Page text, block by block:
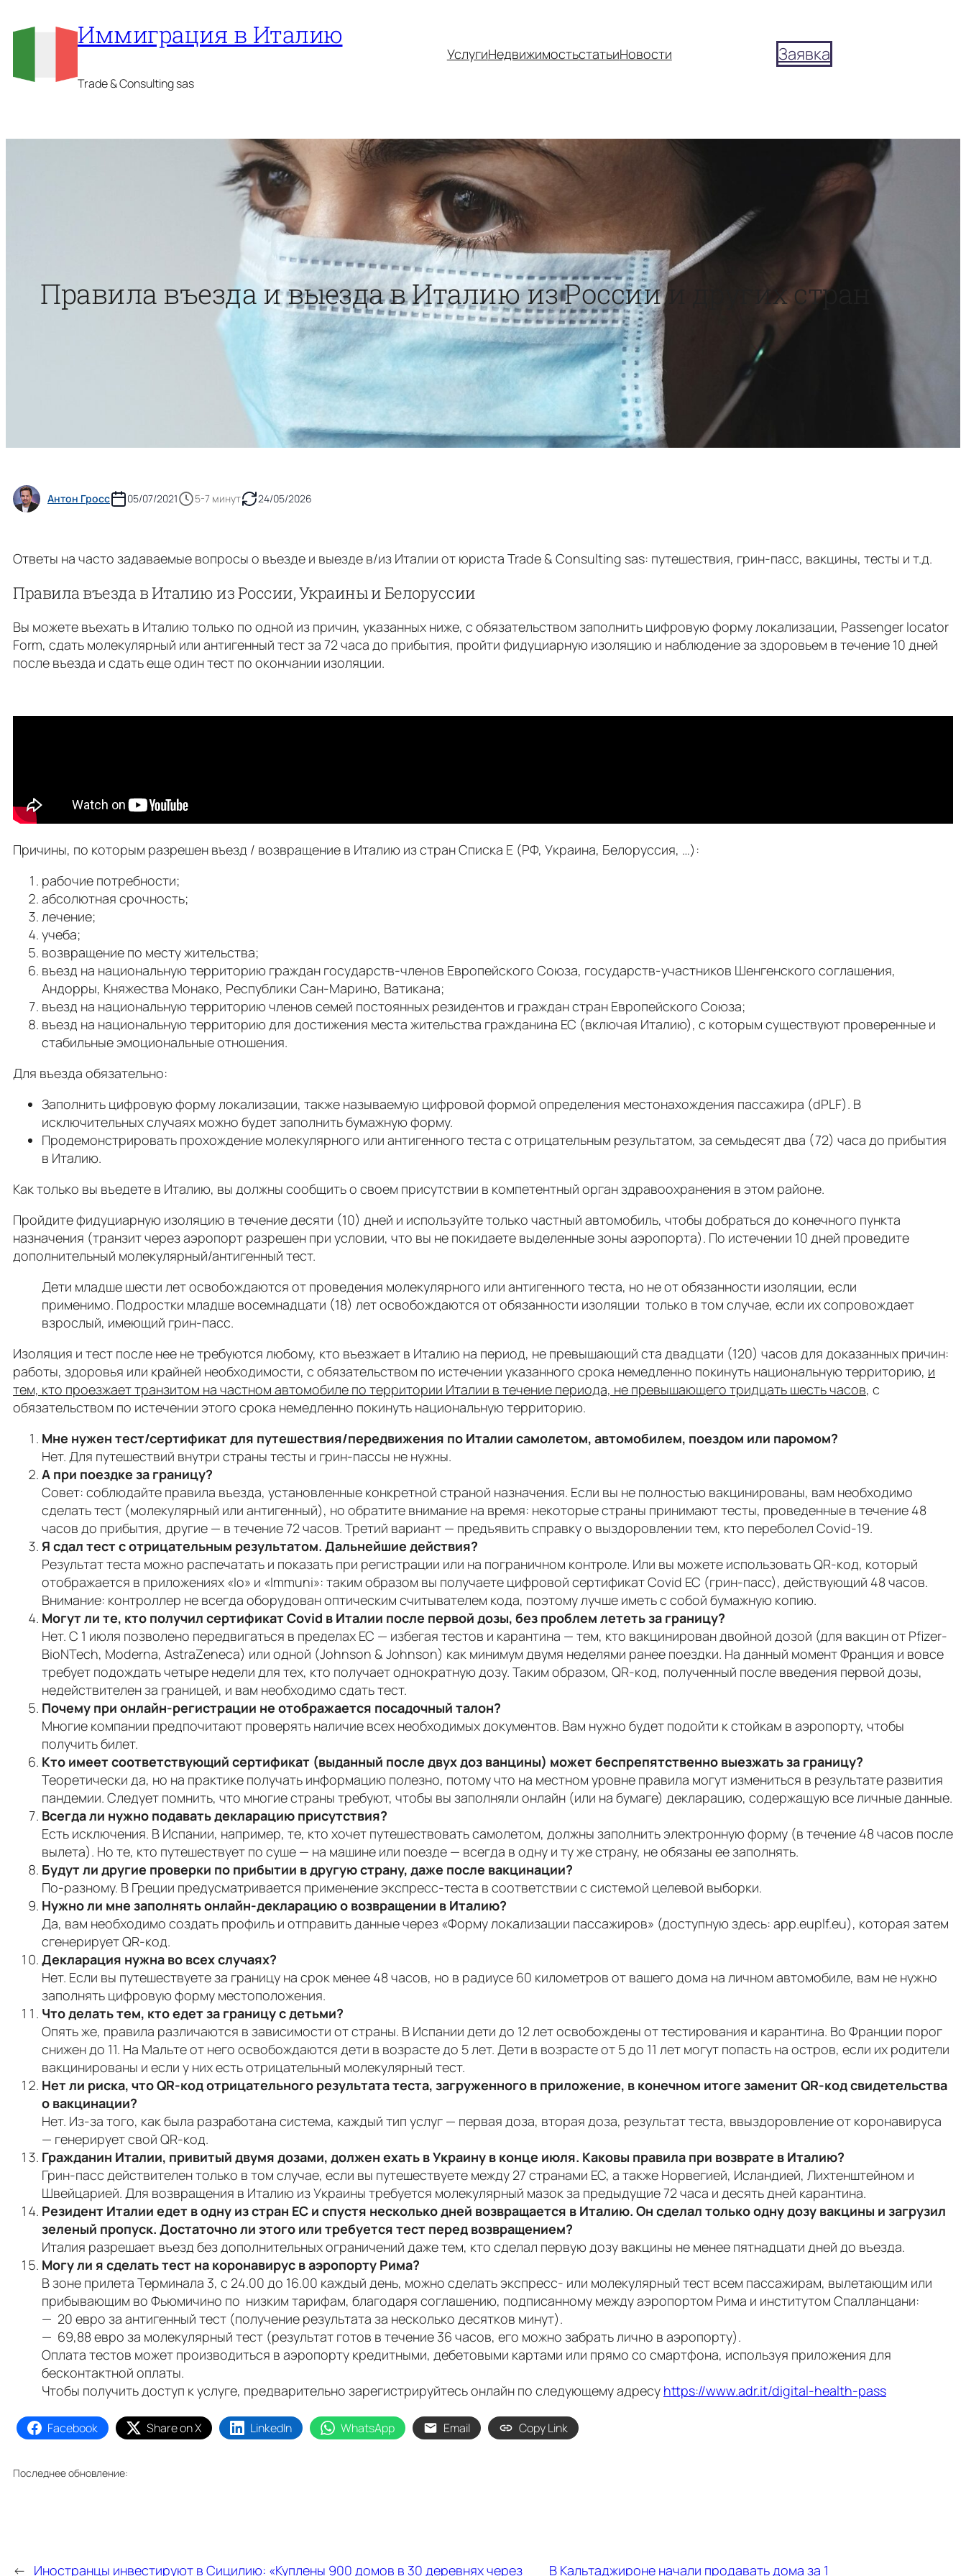
Иммиграция в Италию
Trade & Consulting sas
УслугиНедвижимостьстатьиНовости Заявка
Правила въезда и выезда в Италию из России и других стран
Антон Гросс 05/07/2021 5-7 минут 24/05/2026
Ответы на часто задаваемые вопросы о въезде и выезде в/из Италии от юриста Trade & Consulting sas: путешествия, грин-пасс, вакцины, тесты и т.д.
Правила въезда в Италию из России, Украины и Белоруссии
Вы можете въехать в Италию только по одной из причин, указанных ниже, с обязательством заполнить цифровую форму локализации, Passenger locator
Form, сдать молекулярный или антигенный тест за 72 часа до прибытия, пройти фидуциарную изоляцию и наблюдение за здоровьем в течение 10 дней
после въезда и сдать еще один тест по окончании изоляции.
Причины, по которым разрешен въезд / возвращение в Италию из стран Списка E (РФ, Украина, Белоруссия, …):
рабочие потребности;
абсолютная срочность;
лечение;
учеба;
возвращение по месту жительства;
въезд на национальную территорию граждан государств-членов Европейского Союза, государств-участников Шенгенского соглашения,
Андорры, Княжества Монако, Республики Сан-Марино, Ватикана;
въезд на национальную территорию членов семей постоянных резидентов и граждан стран Европейского Союза;
въезд на национальную территорию для достижения места жительства гражданина ЕС (включая Италию), с которым существуют проверенные и
стабильные эмоциональные отношения.
Для въезда обязательно:
Заполнить цифровую форму локализации, также называемую цифровой формой определения местонахождения пассажира (dPLF). В
исключительных случаях можно будет заполнить бумажную форму.
Продемонстрировать прохождение молекулярного или антигенного теста с отрицательным результатом, за семьдесят два (72) часа до прибытия
в Италию.
Как только вы въедете в Италию, вы должны сообщить о своем присутствии в компетентный орган здравоохранения в этом районе.
Пройдите фидуциарную изоляцию в течение десяти (10) дней и используйте только частный автомобиль, чтобы добраться до конечного пункта
назначения (транзит через аэропорт разрешен при условии, что вы не покидаете выделенные зоны аэропорта). По истечении 10 дней проведите
дополнительный молекулярный/антигенный тест.
Дети младше шести лет освобождаются от проведения молекулярного или антигенного теста, но не от обязанности изоляции, если
применимо. Подростки младше восемнадцати (18) лет освобождаются от обязанности изоляции только в том случае, если их сопровождает
взрослый, имеющий грин-пасс.
Изоляция и тест после нее не требуются любому, кто въезжает в Италию на период, не превышающий ста двадцати (120) часов для доказанных причин:
работы, здоровья или крайней необходимости, с обязательством по истечении указанного срока немедленно покинуть национальную территорию, и
тем, кто проезжает транзитом на частном автомобиле по территории Италии в течение периода, не превышающего тридцать шесть часов, с
обязательством по истечении этого срока немедленно покинуть национальную территорию.
Мне нужен тест/сертификат для путешествия/передвижения по Италии самолетом, автомобилем, поездом или паромом?
Нет. Для путешествий внутри страны тесты и грин-пассы не нужны.
А при поездке за границу?
Совет: соблюдайте правила въезда, установленные конкретной страной назначения. Если вы не полностью вакцинированы, вам необходимо
сделать тест (молекулярный или антигенный), но обратите внимание на время: некоторые страны принимают тесты, проведенные в течение 48
часов до прибытия, другие — в течение 72 часов. Третий вариант — предъявить справку о выздоровлении тем, кто переболел Covid-19.
Я сдал тест с отрицательным результатом. Дальнейшие действия?
Результат теста можно распечатать и показать при регистрации или на пограничном контроле. Или вы можете использовать QR-код, который
отображается в приложениях «Io» и «Immuni»: таким образом вы получаете цифровой сертификат Covid ЕС (грин-пасс), действующий 48 часов.
Внимание: контроллер не всегда оборудован оптическим считывателем кода, поэтому лучше иметь с собой бумажную копию.
Могут ли те, кто получил сертификат Covid в Италии после первой дозы, без проблем лететь за границу?
Нет. С 1 июля позволено передвигаться в пределах ЕС — избегая тестов и карантина — тем, кто вакцинирован двойной дозой (для вакцин от Pfizer-
BioNTech, Moderna, AstraZeneca) или одной (Johnson & Johnson) как минимум двумя неделями ранее поездки. На данный момент Франция и вовсе
требует подождать четыре недели для тех, кто получает однократную дозу. Таким образом, QR-код, полученный после введения первой дозы,
недействителен за границей, и вам необходимо сдать тест.
Почему при онлайн-регистрации не отображается посадочный талон?
Многие компании предпочитают проверять наличие всех необходимых документов. Вам нужно будет подойти к стойкам в аэропорту, чтобы
получить билет.
Кто имеет соответствующий сертификат (выданный после двух доз ванцины) может беспрепятственно выезжать за границу?
Теоретически да, но на практике получать информацию полезно, потому что на местном уровне правила могут измениться в результате развития
пандемии. Следует помнить, что многие страны требуют, чтобы вы заполняли онлайн (или на бумаге) декларацию, содержащую все личные данные.
Всегда ли нужно подавать декларацию присутствия?
Есть исключения. В Испании, например, те, кто хочет путешествовать самолетом, должны заполнить электронную форму (в течение 48 часов после
вылета). Но те, кто путешествует по суше — на машине или поезде — всегда в одну и ту же страну, не обязаны ее заполнять.
Будут ли другие проверки по прибытии в другую страну, даже после вакцинации?
По-разному. В Греции предусматривается применение экспресс-теста в соответствии с системой целевой выборки.
Нужно ли мне заполнять онлайн-декларацию о возвращении в Италию?
Да, вам необходимо создать профиль и отправить данные через «Форму локализации пассажиров» (доступную здесь: app.euplf.eu), которая затем
сгенерирует QR-код.
Декларация нужна во всех случаях?
Нет. Если вы путешествуете за границу на срок менее 48 часов, но в радиусе 60 километров от вашего дома на личном автомобиле, вам не нужно
заполнять цифровую форму местоположения.
Что делать тем, кто едет за границу с детьми?
Опять же, правила различаются в зависимости от страны. В Испании дети до 12 лет освобождены от тестирования и карантина. Во Франции порог
снижен до 11. На Мальте от него освобождаются дети в возрасте до 5 лет. Дети в возрасте от 5 до 11 лет могут попасть на остров, если их родители
вакцинированы и если у них есть отрицательный молекулярный тест.
Нет ли риска, что QR-код отрицательного результата теста, загруженного в приложение, в конечном итоге заменит QR-код свидетельства
о вакцинации?
Нет. Из-за того, как была разработана система, каждый тип услуг — первая доза, вторая доза, результат теста, ввыздоровление от коронавируса
— генерирует свой QR-код.
Гражданин Италии, привитый двумя дозами, должен ехать в Украину в конце июля. Каковы правила при возврате в Италию?
Грин-пасс действителен только в том случае, если вы путешествуете между 27 странами ЕС, а также Норвегией, Исландией, Лихтенштейном и
Швейцарией. Для возвращения в Италию из Украины требуется молекулярный мазок за предыдущие 72 часа и десять дней карантина.
Резидент Италии едет в одну из стран ЕС и спустя несколько дней возвращается в Италию. Он сделал только одну дозу вакцины и загрузил
зеленый пропуск. Достаточно ли этого или требуется тест перед возвращением?
Италия разрешает въезд без дополнительных ограничений даже тем, кто сделал первую дозу вакцины не менее пятнадцати дней до въезда.
Могу ли я сделать тест на коронавирус в аэропорту Рима?
В зоне прилета Терминала 3, с 24.00 до 16.00 каждый день, можно сделать экспресс- или молекулярный тест всем пассажирам, вылетающим или
прибывающим во Фьюмичино по низким тарифам, благодаря соглашению, подписанному между аэропортом Рима и институтом Спалланцани:
— 20 евро за антигенный тест (получение результата за несколько десятков минут).
— 69,88 евро за молекулярный тест (результат готов в течение 36 часов, его можно забрать лично в аэропорту).
Оплата тестов может производиться в аэропорту кредитными, дебетовыми картами или прямо со смартфона, используя приложения для
бесконтактной оплаты.
Чтобы получить доступ к услуге, предварительно зарегистрируйтесь онлайн по следующему адресу https://www.adr.it/digital-health-pass
Facebook Share on X LinkedIn WhatsApp Email Copy Link
Последнее обновление:
← Иностранцы инвестируют в Сицилию: «Куплены 900 домов в 30 деревнях через В Кальтаджироне начали продавать дома за 1